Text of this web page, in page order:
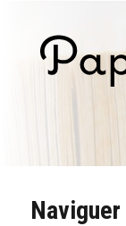
Naviguer